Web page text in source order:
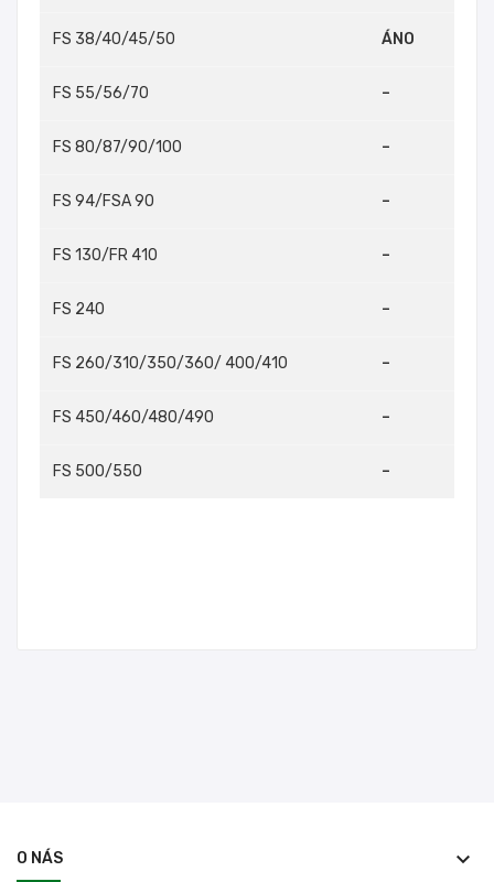
FS 38/40/45/50 ÁNO
FS 55/56/70 –
FS 80/87/90/100 –
FS 94/FSA 90 –
FS 130/FR 410 –
FS 240 –
FS 260/310/350/360/ 400/410 –
FS 450/460/480/490 –
FS 500/550 –
O NÁS keyboard_arrow_down